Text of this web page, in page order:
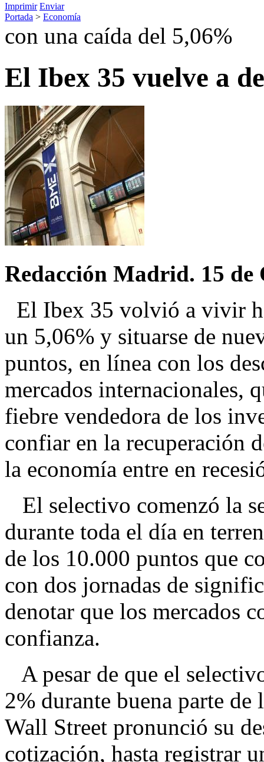
Imprimir Enviar
Portada > Economía
con una caída del 5,06%
El Ibex 35 vuelve a
Redacción Madrid. 15 de
El Ibex 35 volvió a vivir
un 5,06% y situarse de
puntos, en línea con los
mercados internacionales,
fiebre vendedora de los
confiar en la recuperación
la economía entre en
El selectivo comenzó la
durante toda el día en
de los 10.000 puntos que
con dos jornadas de
denotar que los mercados
confianza.
A pesar de que el
2% durante buena parte de
Wall Street pronunció su
cotización, hasta registrar